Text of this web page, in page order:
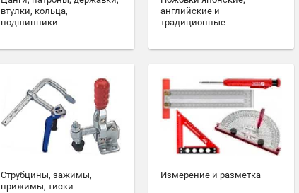
втулки, кольца,
подшипники
английские и
традиционные
Струбцины, зажимы,
прижимы, тиски
Измерение и разметка